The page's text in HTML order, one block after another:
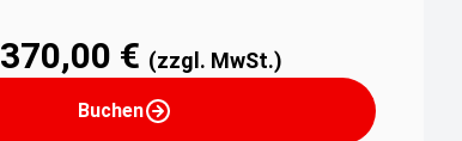
370,00 € (zzgl. MwSt.)
Buchen